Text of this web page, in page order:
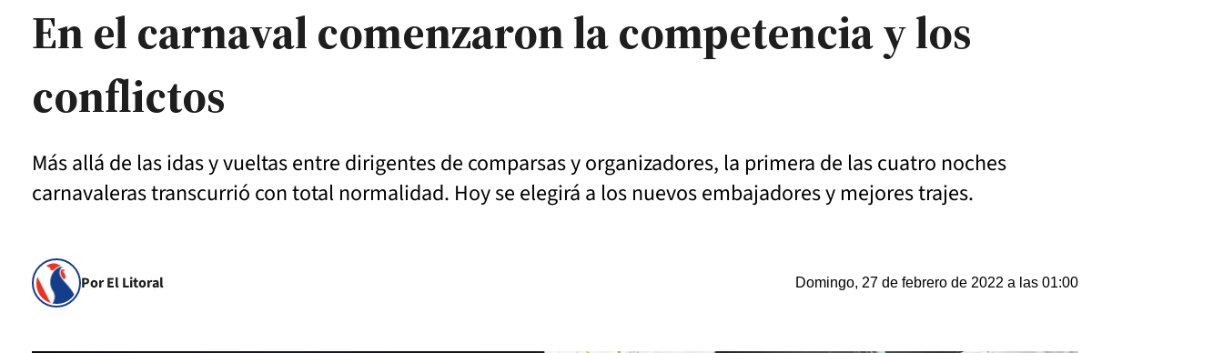
En el carnaval comenzaron la competencia y los
conflictos
Más allá de las idas y vueltas entre dirigentes de comparsas y organizadores, la primera de las cuatro noches
carnavaleras transcurrió con total normalidad. Hoy se elegirá a los nuevos embajadores y mejores trajes.
Por El Litoral Domingo, 27 de febrero de 2022 a las 01:00